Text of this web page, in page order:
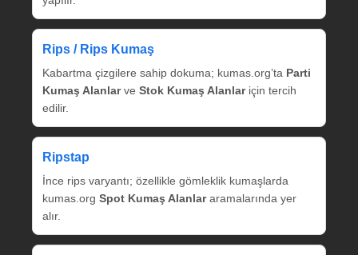
Rips / Rips Kumaş
Kabartma çizgilere sahip dokuma; kumas.org’ta Parti
Kumaş Alanlarve Stok Kumaş Alanlariçin tercih
edilir.
Ripstap
İnce rips varyantı; özellikle gömleklik kumaşlarda
kumas.org Spot Kumaş Alanlararamalarında yer
alır.